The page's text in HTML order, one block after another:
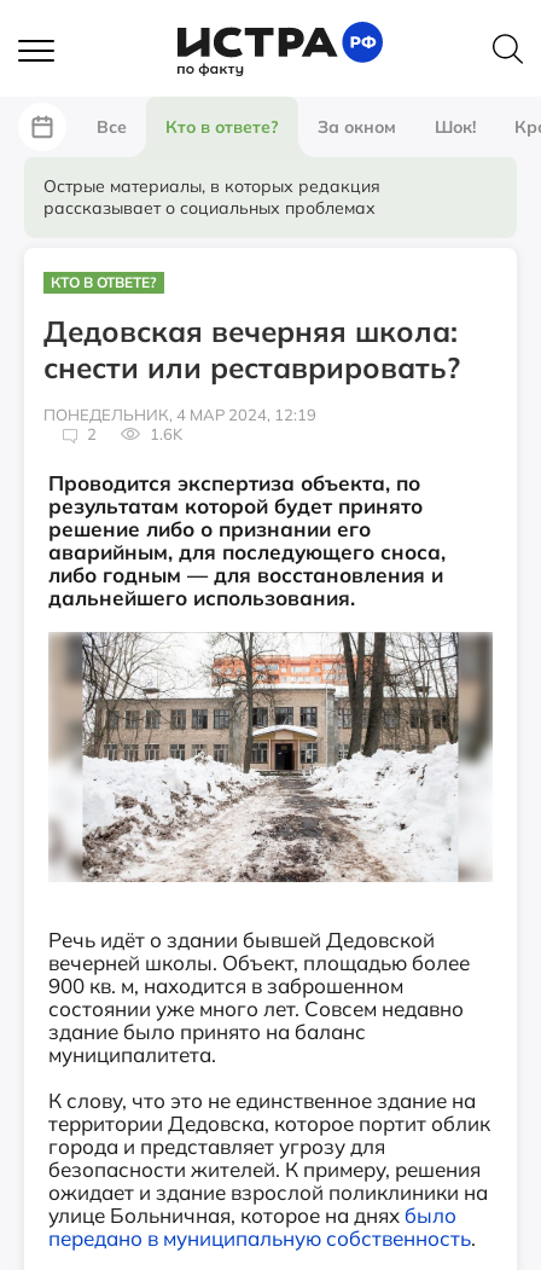
Все Кто в ответе? За окном Шок!
Острые материалы, в которых редакция
рассказывает о социальных проблемах
КТО В ОТВЕТЕ?
Дедовская вечерняя школа:
снести или реставрировать?
ПОНЕДЕЛЬНИК, 4 МАР 2024, 12:19
2
1.6K
Проводится экспертиза объекта, по
результатам которой будет принято
решение либо о признании его
аварийным, для последующего сноса,
либо годным — для восстановления и
дальнейшего использования.
Речь идёт о здании бывшей Дедовской
вечерней школы. Объект, площадью более
900 кв. м, находится в заброшенном
состоянии уже много лет. Совсем недавно
здание было принято на баланс
муниципалитета.
К слову, что это не единственное здание на
территории Дедовска, которое портит облик
города и представляет угрозу для
безопасности жителей. К примеру, решения
ожидает и здание взрослой поликлиники на
улице Больничная, которое на дняхбыло
передано в муниципальную собственность.